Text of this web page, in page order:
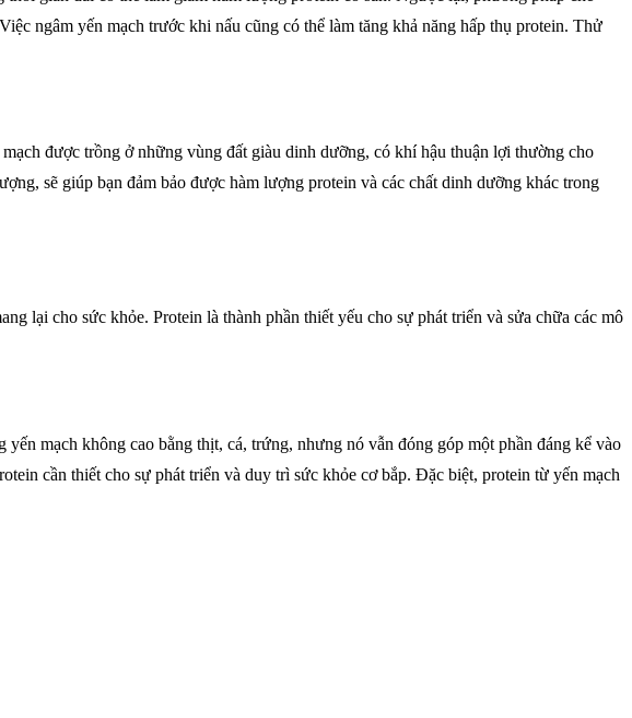
ngâm yến mạch trước khi nấu cũng có thể làm tăng khả năng hấp thụ protein. Thử
được trồng ở những vùng đất giàu dinh dưỡng, có khí hậu thuận lợi thường cho
sẽ giúp bạn đảm bảo được hàm lượng protein và các chất dinh dưỡng khác trong
lại cho sức khỏe. Protein là thành phần thiết yếu cho sự phát triển và sửa chữa các mô
mạch không cao bằng thịt, cá, trứng, nhưng nó vẫn đóng góp một phần đáng kể vào
cần thiết cho sự phát triển và duy trì sức khỏe cơ bắp. Đặc biệt, protein từ yến mạch